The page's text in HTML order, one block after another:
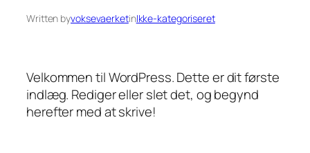
Written byvoksevaerketinIkke-kategoriseret
Velkommen til WordPress. Dette er dit første
indlæg. Rediger eller slet det, og begynd
herefter med at skrive!